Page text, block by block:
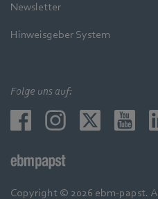
Newsletter
Hinweisgeber System
Folge uns auf:
Copyright © 2026 ebm-papst.